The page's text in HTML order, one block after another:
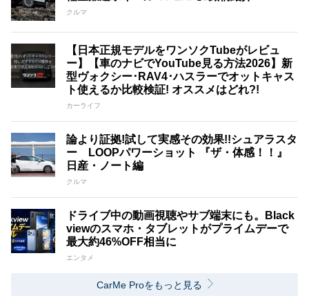
クルマ
【日本正規モデルをワンソクTubeがレビュ
ー】【車のナビでYouTube見る方法2026】新
型ヴォクシー･RAV4･ハスラーでオットキャス
ト使えるか比較検証! オススメはどれ?!
カーライフ
論より証拠!試して実感その効果!!シュアラスタ
ー LOOPパワーショット 『ザ・体感！！』
日産・ノート編
クルマ
ドライブ中の動画視聴やサブ端末にも。Black
viewのスマホ・タブレットがプライムデーで
最大約46%OFF相当に
エンタメ
CarMe Proをもっと見る